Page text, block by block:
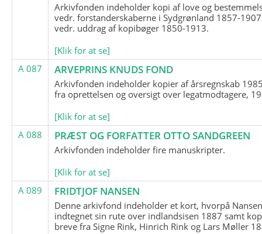
Arkivfonden indeholder kopi af love og
vedr. forstanderskaberne i Sydgrønland 1857-
vedr. uddrag af kopibøger 1850-1913.
[Klik for at se]
A 087
ARVEPRINS KNUDS FOND
Arkivfonden indeholder kopier af årsregnskab
fra oprettelsen og oversigt over legatmodtagere,
[Klik for at se]
A 088
PRÆST OG FORFATTER OTTO SANDGREEN
Arkivfonden indeholder fire manuskripter.
[Klik for at se]
A 089
FRIDTJOF NANSEN
Denne arkivfond indeholder et kort, hvorpå
indtegnet sin rute over indlandsisen 1887 samt
breve fra Signe Rink, Hinrich Rink og Lars Møller